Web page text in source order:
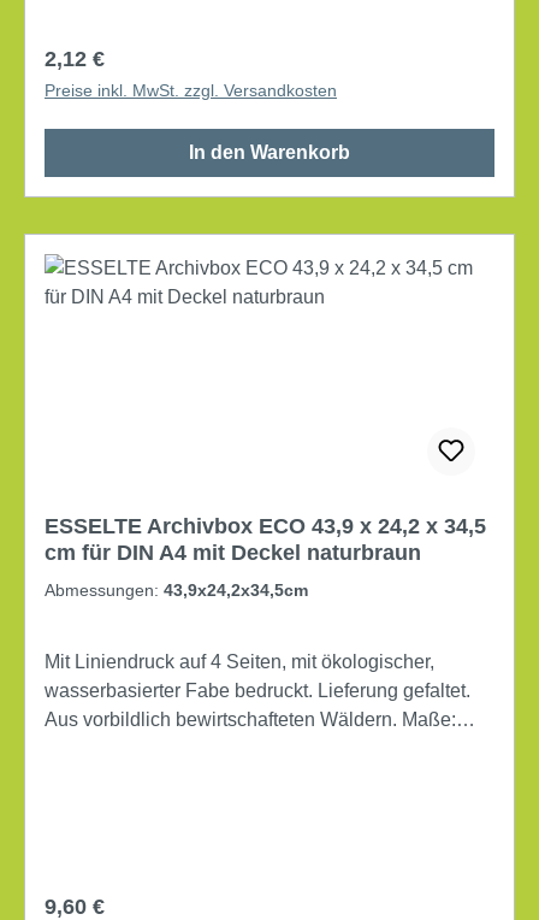
Regulärer Preis:
2,12 €
Preise inkl. MwSt. zzgl. Versandkosten
In den Warenkorb
ESSELTE Archivbox ECO 43,9 x 24,2 x 34,5
cm für DIN A4 mit Deckel naturbraun
Abmessungen: 43,9x24,2x34,5cm
Mit Liniendruck auf 4 Seiten, mit ökologischer,
wasserbasierter Fabe bedruckt. Lieferung gefaltet.
Aus vorbildlich bewirtschafteten Wäldern. Maße:
Regulärer Preis:
9,60 €